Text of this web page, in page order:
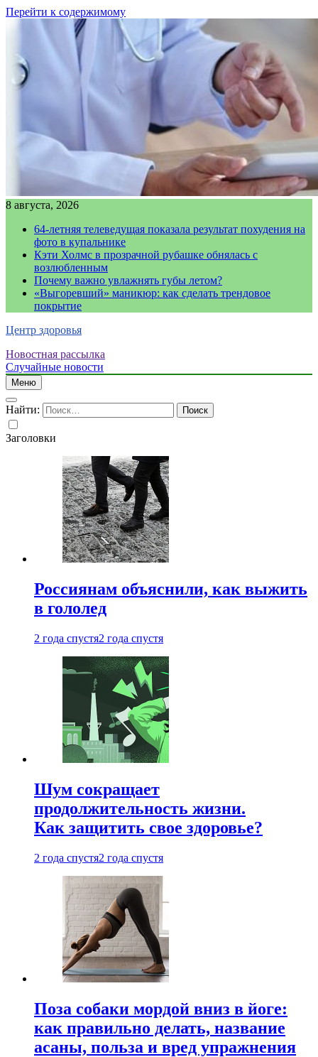
Перейти к содержимому
8 августа, 2026
64-летняя телеведущая показала результат похудения на
фото в купальнике
Кэти Холмс в прозрачной рубашке обнялась с
возлюбленным
Почему важно увлажнять губы летом?
«Выгоревший» маникюр: как сделать трендовое
покрытие
Центр здоровья
Новостная рассылка
Случайные новости
Меню
Найти:
Заголовки
Россиянам объяснили, как выжить
в гололед
2 года спустя2 года спустя
Шум сокращает
продолжительность жизни.
Как защитить свое здоровье?
2 года спустя2 года спустя
Поза собаки мордой вниз в йоге:
как правильно делать, название
асаны, польза и вред упражнения